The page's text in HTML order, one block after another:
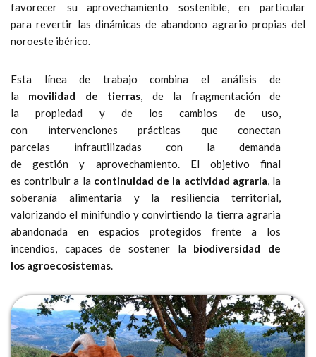
favorecer su aprovechamiento sostenible, en particular
para revertir las dinámicas de abandono agrario propias del
noroeste ibérico.
Esta línea de trabajo combina el análisis de
la movilidad de tierras, de la fragmentación de
la propiedad y de los cambios de uso,
con intervenciones prácticas que conectan
parcelas infrautilizadas con la demanda
de gestión y aprovechamiento. El objetivo final
es contribuir a la continuidad de la actividad agraria, la
soberanía alimentaria y la resiliencia territorial,
valorizando el minifundio y convirtiendo la tierra agraria
abandonada en espacios protegidos frente a los
incendios, capaces de sostener la biodiversidad de
los agroecosistemas.